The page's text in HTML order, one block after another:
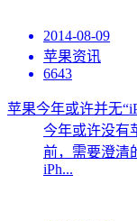
2014-08-09
苹果资讯
6643
苹果今年或许并无
今年或许没有
前，需要澄清
iPh...